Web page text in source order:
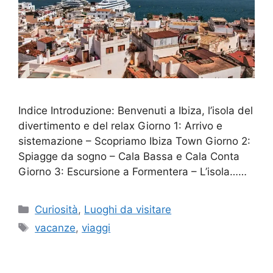
Indice Introduzione: Benvenuti a Ibiza, l’isola del
divertimento e del relax Giorno 1: Arrivo e
sistemazione – Scopriamo Ibiza Town Giorno 2:
Spiagge da sogno – Cala Bassa e Cala Conta
Giorno 3: Escursione a Formentera – L’isola……
Categorie
Curiosità, Luoghi da visitare
Tag
vacanze,viaggi